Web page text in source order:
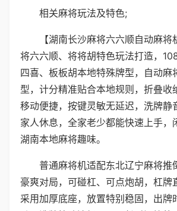
相关麻将玩法及特色;
【湖南长沙麻将六六顺自动麻
将六六顺、将将胡特色玩法打造，
四喜、板板胡本地特殊牌型，自动麻
型，计分精准贴合本地规则，折叠收
移动便捷，按键灵敏无延迟，洗牌静
家人休息，全家老少都能快速上手，
湖南本地麻将趣味。
普通麻将机适配东北辽宁麻将推
豪爽对局，可碰杠、可点炮胡，杠牌
采用加厚底座，放置特别稳固，出牌